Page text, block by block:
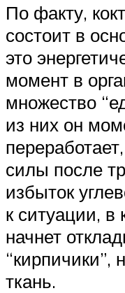
По факту,
состоит в
это
момент в
множество
из них он
силы после
избыток
к ситуации, в
начнет
“кирпичики”,
ткань.